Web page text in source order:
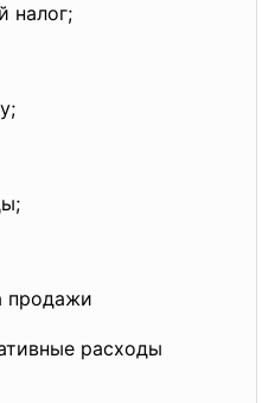
налог;
продажи
расходы